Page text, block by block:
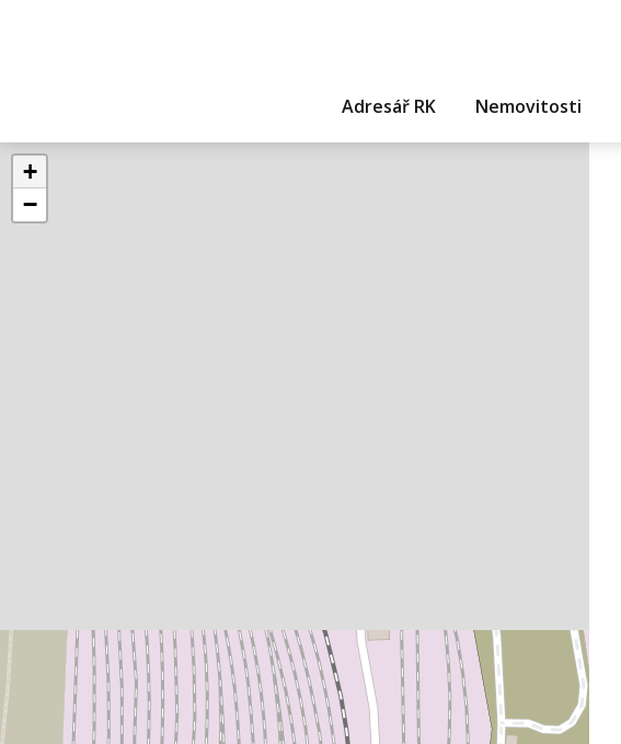
Adresář RK Nemovitosti
+
−